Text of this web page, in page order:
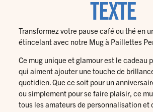
TEXTE
Transformez votre pause café ou thé en
étincelant avec notre Mug à Paillettes
Ce mug unique et glamour est le cadeau
qui aiment ajouter une touche de
quotidien. Que ce soit pour un
ou simplement pour se faire plaisir, ce
tous les amateurs de personnalisation et